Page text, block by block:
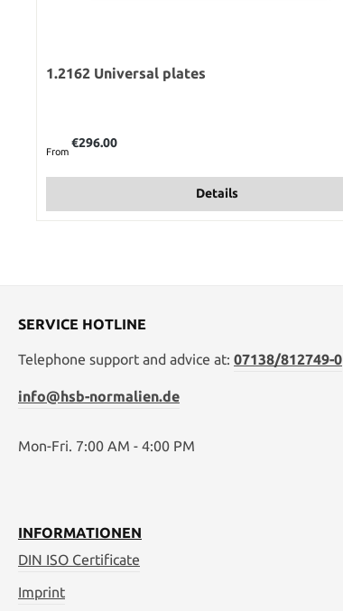
1.2162 Universal plates
From
€296.00
Details
SERVICE HOTLINE
Telephone support and advice at: 07138/812749-0
info@hsb-normalien.de
Mon-Fri. 7:00 AM - 4:00 PM
INFORMATIONEN
DIN ISO Certificate
Imprint